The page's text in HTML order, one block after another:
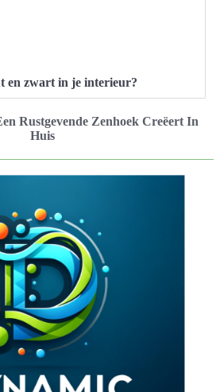
en zwart in je interieur?
Rustgevende Zenhoek Creëert In
Huis